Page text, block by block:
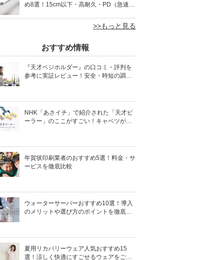
め8選！15cm以下・高耐久・PD（急速充
>>もっと見る
おすすめ情報
『天才ベジホルダー』の口コミ・評判を
参考に実証レビュー！安全・時短の調理
NHK「あさイチ」で紹介された「天才ピ
ーラー」のここがすごい！キャベツがほ
年賀状印刷業者のおすすめ5選！料金・サ
ービスを徹底比較
ウォーターサーバーおすすめ10選！導入
のメリットや選び方のポイントを徹底解
夏用リカバリーウェア人気おすすめ15
選！涼しく快適にすごせるウェアをご紹